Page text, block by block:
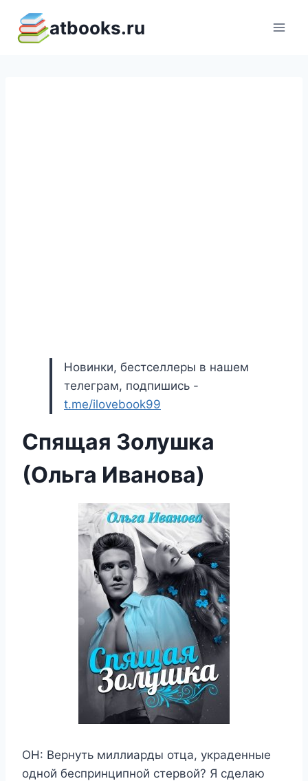
содержимому
atbooks.ru
Новинки, бестселлеры в нашем
телеграм, подпишись -
t.me/ilovebook99
Спящая Золушка
(Ольга Иванова)
ОН: Вернуть миллиарды отца, украденные
одной беспринципной стервой? Я сделаю